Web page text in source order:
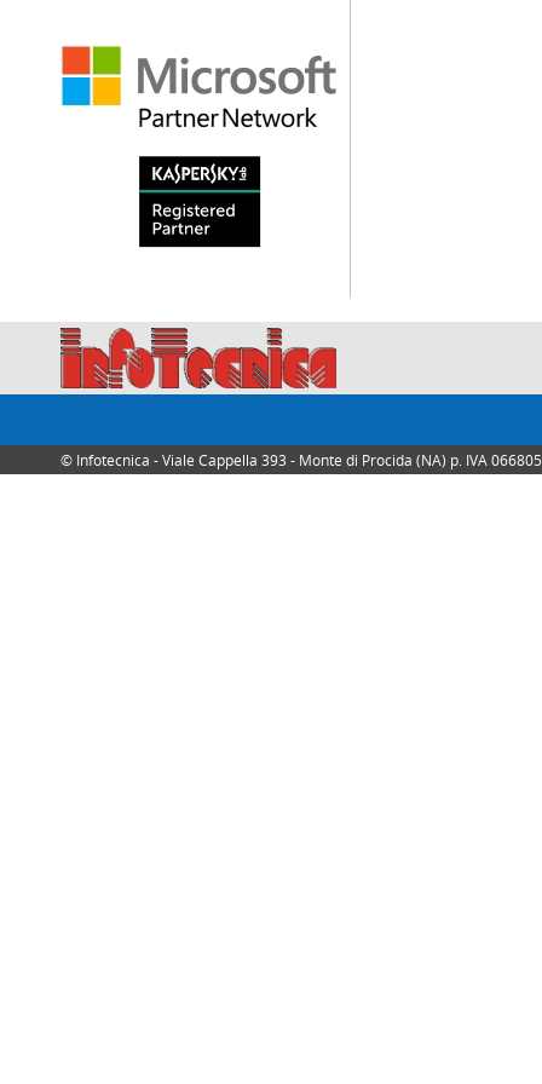
© Infotecnica - Viale Cappella 393 - Monte di Procida (NA) p. IVA